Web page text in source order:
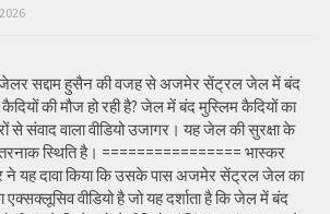
जेलर सद्दाम हुसैन की वजह से अजमेर सेंट्रल जेल में बंद
की मौज हो रही है? जेल में बंद मुस्लिम कैदियों का
से संवाद वाला वीडियो उजागर। यह जेल की सुरक्षा के
स्थिति है। ================ भास्कर
ने यह दावा किया कि उसके पास अजमेर सेंट्रल जेल का
एक्सक्लूसिव वीडियो है जो यह दर्शाता है कि जेल में बंद